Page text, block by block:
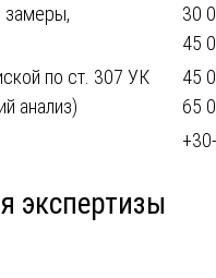
замеры,
30
45
по ст. 307 УК
анализ)
45
65
экспертизы